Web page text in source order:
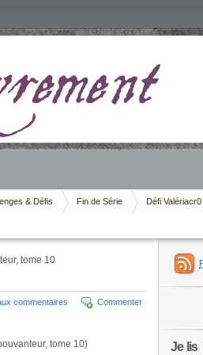
& Défis Fin de Série Défi Valériacr0
tome 10
Commenter
commentaires
tome 10)
Je lis